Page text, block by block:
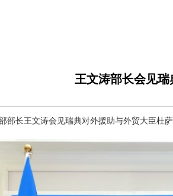
王文涛部长会见
部长王文涛会见瑞典对外援助与外贸大臣杜